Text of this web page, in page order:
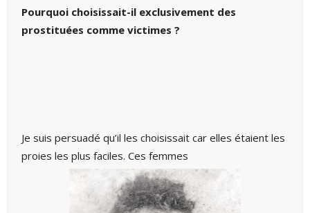
Pourquoi choisissait-il exclusivement des
prostituées comme victimes ?
Je suis persuadé qu’il les choisissait car elles étaient les
proies les plus faciles. Ces femmes